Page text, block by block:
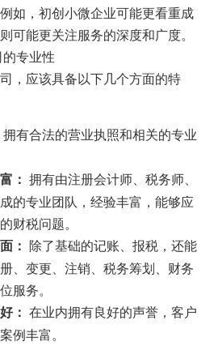
如，初创小微企业可能更看重成
可能更关注服务的深度和广度。
专业性
，应该具备以下几个方面的特
拥有合法的营业执照和相关的专业
： 拥有由注册会计师、税务师、
的专业团队，经验丰富，能够应
财税问题。
： 除了基础的记账、报税，还能
、变更、注销、税务筹划、财务
服务。
： 在业内拥有良好的声誉，客户
例丰富。